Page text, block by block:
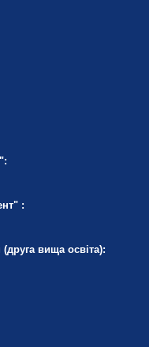
:
вища освіта):